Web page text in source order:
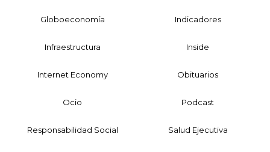
Globoeconomía Indicadores
Infraestructura Inside
Internet Economy Obituarios
Ocio Podcast
Responsabilidad Social Salud Ejecutiva